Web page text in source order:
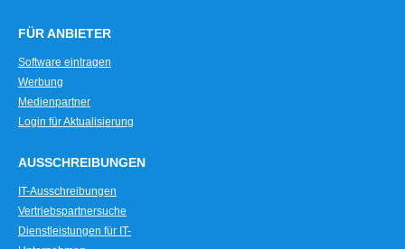
FÜR ANBIETER
Software eintragen
Werbung
Medienpartner
Login für Aktualisierung
AUSSCHREIBUNGEN
IT-Ausschreibungen
Vertriebspartnersuche
Dienstleistungen für IT-